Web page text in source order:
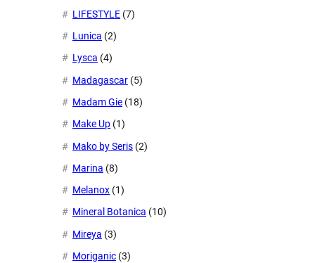
LIFESTYLE (7)
Lunica (2)
Lysca (4)
Madagascar (5)
Madam Gie (18)
Make Up (1)
Mako by Seris (2)
Marina (8)
Melanox (1)
Mineral Botanica (10)
Mireya (3)
Moriganic (3)